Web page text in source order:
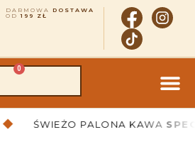
DARMOWA DOSTAWA
OD199 ZŁ
0
ŚWIEŻO PALONA KAWA SPECIALTY